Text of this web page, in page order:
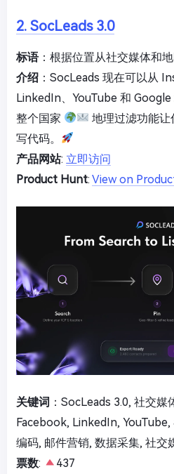
2. SocLeads 3.0
标语：根据位置从社交媒体和
介绍 ：SocLeads 现在可以从
LinkedIn、YouTube 和
整个国家
地理过滤功能
写代码。
产品网站: 立即访问
Product Hunt: View on
关键词 ：SocLeads 3.0, 社交
Facebook, LinkedIn,
编码, 邮件营销, 数据采集, 社交
票数:
437